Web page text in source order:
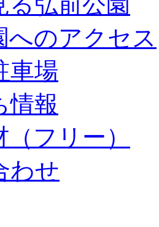
へのアクセス
車場
情報
フリー）
わせ